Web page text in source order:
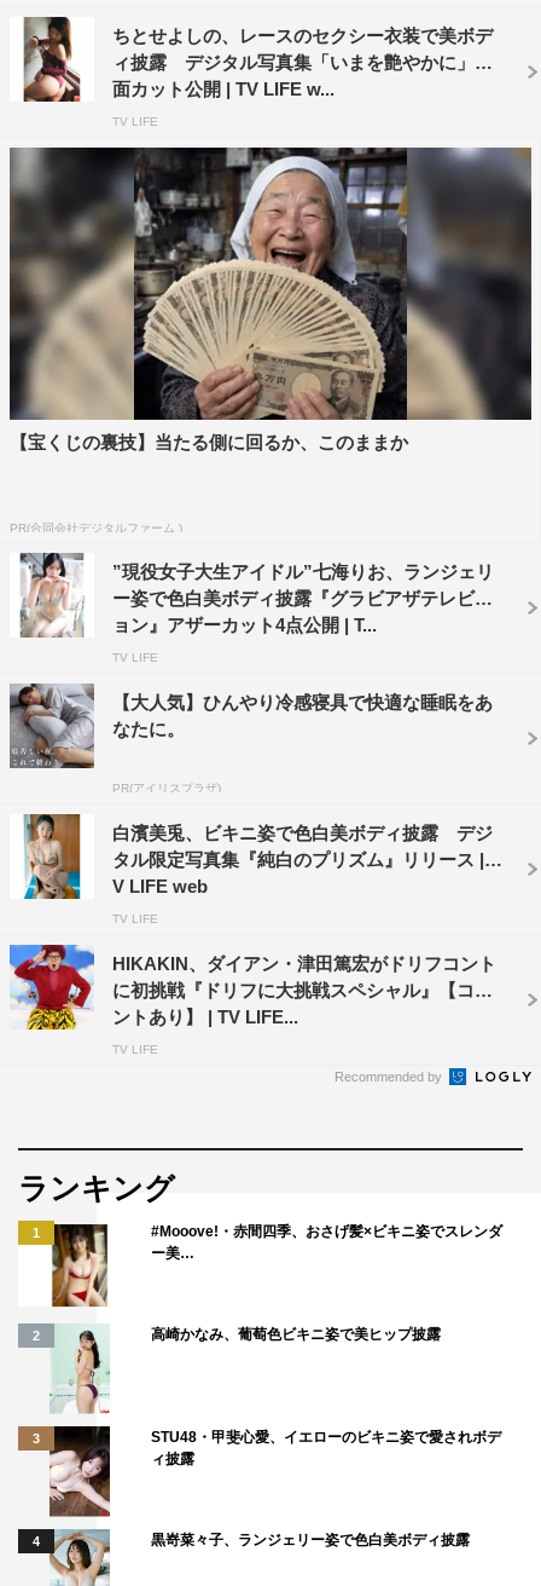
ちとせよしの、レースのセクシー衣装で美ボデ
ィ披露 デジタル写真集「いまを艶やかに」誌
面カット公開 | TV LIFE w...
TV LIFE
【宝くじの裏技】当たる側に回るか、このままか
PR(合同会社デジタルファーム )
”現役女子大生アイドル”七海りお、ランジェリ
ー姿で色白美ボディ披露『グラビアザテレビジ
ョン』アザーカット4点公開 | T...
TV LIFE
【大人気】ひんやり冷感寝具で快適な睡眠をあ
なたに。
PR(アイリスプラザ)
白濱美兎、ビキニ姿で色白美ボディ披露 デジ
タル限定写真集『純白のプリズム』リリース | T
V LIFE web
TV LIFE
HIKAKIN、ダイアン・津田篤宏がドリフコント
に初挑戦『ドリフに大挑戦スペシャル』【コメ
ントあり】 | TV LIFE...
TV LIFE
Recommended by
ランキング
1
#Mooove!・赤間四季、おさげ髪×ビキニ姿でスレンダ
ー美…
2 高崎かなみ、葡萄色ビキニ姿で美ヒップ披露
3
STU48・甲斐心愛、イエローのビキニ姿で愛されボデ
ィ披露
4 黒嵜菜々子、ランジェリー姿で色白美ボディ披露